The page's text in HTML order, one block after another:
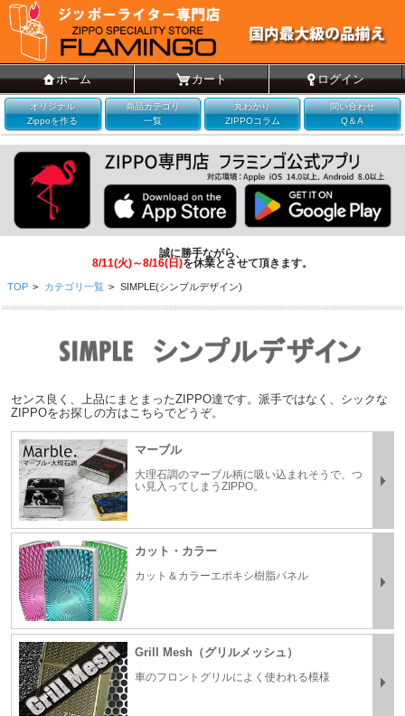
ホーム カート ログイン
オリジナル
Zippoを作る
商品カテゴリ
一覧
丸わかり
ZIPPOコラム
問い合わせ
Q＆A
誠に勝手ながら、
8/11(火)～8/16(日)を休業とさせて頂きます。
TOP > カテゴリ一覧 > SIMPLE(シンプルデザイン)
センス良く、上品にまとまったZIPPO達です。派手ではなく、シックな
ZIPPOをお探しの方はこちらでどうぞ。
マーブル
大理石調のマーブル柄に吸い込まれそうで、つ
い見入ってしまうZIPPO。
カット・カラー
カット＆カラーエポキシ樹脂パネル
Grill Mesh（グリルメッシュ）
車のフロントグリルによく使われる模様